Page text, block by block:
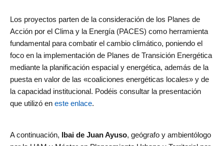
Los proyectos parten de la consideración de los Planes de
Acción por el Clima y la Energía (PACES) como herramienta
fundamental para combatir el cambio climático, poniendo el
foco en la implementación de Planes de Transición Energética
mediante la planificación espacial y energética, además de la
puesta en valor de las «coaliciones energéticas locales» y de
la capacidad institucional. Podéis consultar la presentación
que utilizó en este enlace.
A continuación, Ibai de Juan Ayuso, geógrafo y ambientólogo